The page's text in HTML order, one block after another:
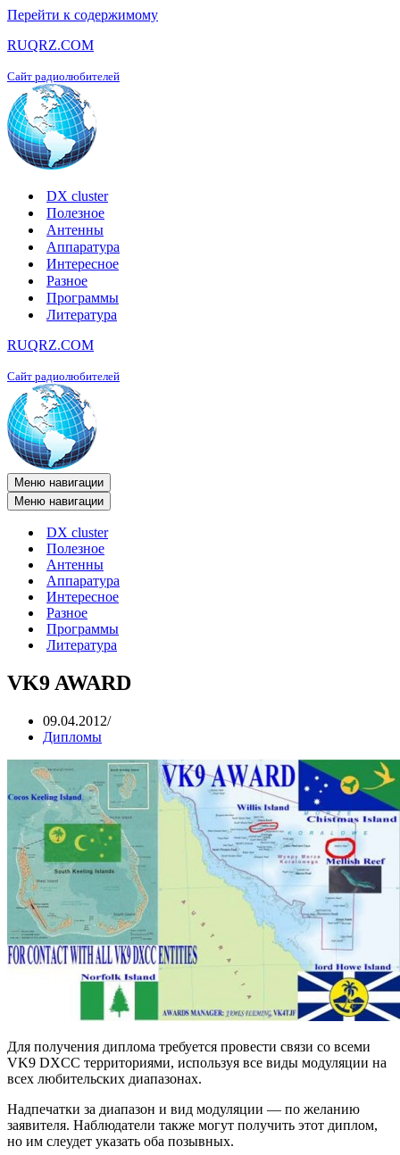
Перейти к содержимому
RUQRZ.COM
Сайт радиолюбителей
DX cluster
Полезное
Антенны
Аппаратура
Интересное
Разное
Программы
Литература
RUQRZ.COM
Сайт радиолюбителей
Меню навигации
Меню навигации
DX cluster
Полезное
Антенны
Аппаратура
Интересное
Разное
Программы
Литература
VK9 AWARD
09.04.2012
Дипломы
Для получения диплома требуется провести связи со всеми
VK9 DXCC территориями, используя все виды модуляции на
всех любительских диапазонах.
Надпечатки за диапазон и вид модуляции — по желанию
заявителя. Наблюдатели также могут получить этот диплом,
но им слеудет указать оба позывных.